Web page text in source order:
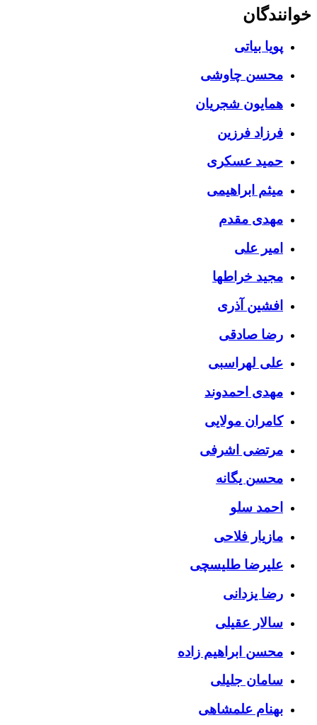
خوانندگان
پویا بیاتی
محسن چاوشی
همایون شجریان
فرزاد فرزین
حمید عسکری
میثم ابراهیمی
مهدی مقدم
امیر علی
مجید خراطها
افشین آذری
رضا صادقی
علی لهراسبی
مهدی احمدوند
کامران مولایی
مرتضی اشرفی
محسن یگانه
احمد سلو
مازیار فلاحی
علیرضا طلیسچی
رضا یزدانی
سالار عقیلی
محسن ابراهیم زاده
سامان جلیلی
بهنام علمشاهی